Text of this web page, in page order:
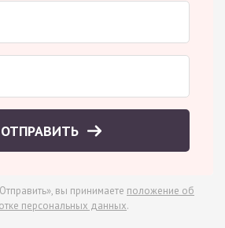
ОТПРАВИТЬ
вы принимаете положение об
персональных данных.